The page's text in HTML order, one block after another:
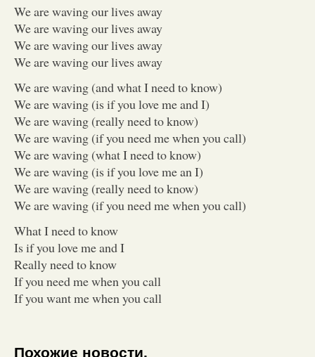
We are waving our lives away
We are waving our lives away
We are waving our lives away
We are waving our lives away
We are waving (and what I need to know)
We are waving (is if you love me and I)
We are waving (really need to know)
We are waving (if you need me when you call)
We are waving (what I need to know)
We are waving (is if you love me an I)
We are waving (really need to know)
We are waving (if you need me when you call)
What I need to know
Is if you love me and I
Really need to know
If you need me when you call
If you want me when you call
Похожие новости.